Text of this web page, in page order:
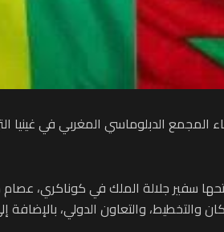
المجمع الدبلوماسي المغربي في
سفير جلالة الملك في كوناكري،
والتخطيط، والتعاون الدولي،